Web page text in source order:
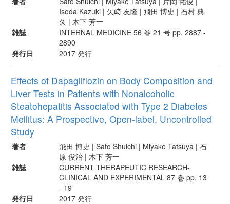
Isoda Kazuki | 矢﨑 友隆 | 飛田 博史 | 石村 典
久 | 木下 芳一
雑誌
INTERNAL MEDICINE 56 巻 21 号 pp. 2887 -
2890
発行日
2017 発行
Effects of Dapagliflozin on Body Composition and
Liver Tests in Patients with Nonalcoholic
Steatohepatitis Associated with Type 2 Diabetes
Mellitus: A Prospective, Open-label, Uncontrolled
Study
著者
飛田 博史 | Sato Shuichi | Miyake Tatsuya | 石
原 俊治 | 木下 芳一
雑誌
CURRENT THERAPEUTIC RESEARCH-
CLINICAL AND EXPERIMENTAL 87 巻 pp. 13
- 19
発行日
2017 発行